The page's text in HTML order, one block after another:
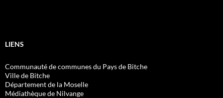
LIENS
Communauté de communes du Pays de Bitche
Ville de Bitche
Département de la Moselle
Médiathèque de Nilvange